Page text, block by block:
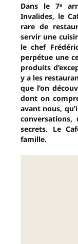
Dans le 7ᵉ
Invalides, le
rare de
servir une
le chef
perpétue une
produits
y a les
que l’on
dont on
avant nous,
secrets. Le
famille.